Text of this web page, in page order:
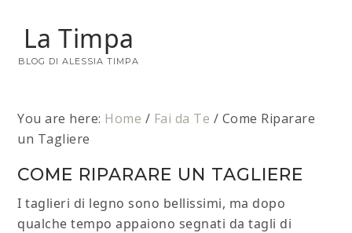
La Timpa
BLOG DI ALESSIA TIMPA
You are here: Home / Fai da Te / Come Riparare
un Tagliere
COME RIPARARE UN TAGLIERE
I taglieri di legno sono bellissimi, ma dopo
qualche tempo appaiono segnati da tagli di